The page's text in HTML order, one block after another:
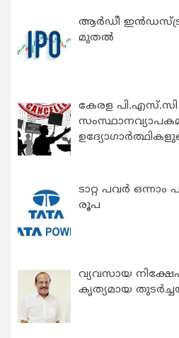
ആർഡീ
മുതൽ
കേരള പി.എസ്.സി
ടാറ്റ പവർ ഒന്നാം
രൂപ
വ്യവസായ
കൃത്യമായ